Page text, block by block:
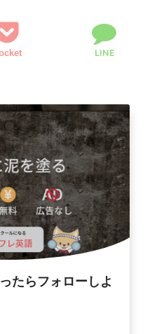
LINE
たらフォローしよ